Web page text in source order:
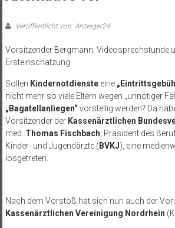
Veröffentlicht von: Anzeiger24
Vorsitzender Bergmann: Videosprechstunde
Ersteinschätzung
Sollen Kindernotdiensteeine
nicht mehr so viele Eltern wegen „unnötiger
„Bagatellanliegen“vorstellig werden? Da
Vorsitzender der Kassenärztlichen
med. Thomas Fischbach , Präsident des
Kinder- und Jugendärzte ( BVKJ), eine
losgetreten.
Nach dem Vorstoß hat sich nun auch der
Kassenärztlichen Vereinigung Nordrhein